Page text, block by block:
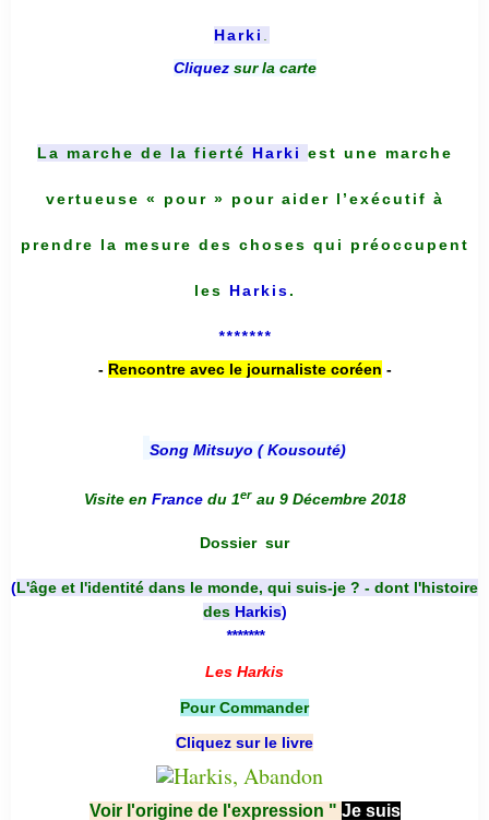
Harki .
Cliquez sur la carte
La marche de la fierté Harki est une marche
vertueuse « pour » pour aider l’exécutif à
prendre la mesure des choses qui préoccupent
les Harkis.
*******
- Rencontre avec le journaliste coréen -
Song Mitsuyo ( Kousouté)
Visite en France du 1er au 9 Décembre 2018
Dossier sur
(L'âge et l'identité dans le monde, qui suis-je ? - dont l'histoire
des Harkis)
*******
Les Harkis
Pour Commander
Cliquez sur le livre
Voir l'origine de l'expression " Je suis